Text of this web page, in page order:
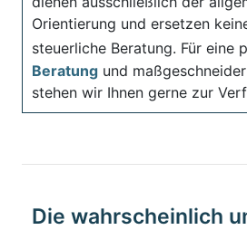
Orientierung und ersetzen
steuerliche Beratung. Für eine
Beratung und
stehen wir Ihnen gerne zur
Die wahrscheinlich